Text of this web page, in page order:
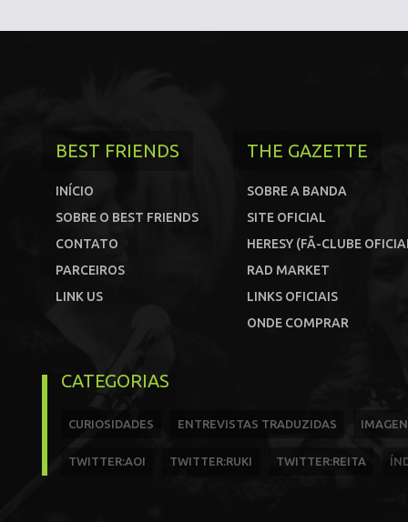
BEST FRIENDS
INÍCIO
SOBRE O BEST FRIENDS
CONTATO
PARCEIROS
LINK US
THE GAZETTE
SOBRE A BANDA
SITE OFICIAL
HERESY (FÃ-CLUBE
RAD MARKET
LINKS OFICIAIS
ONDE COMPRAR
CATEGORIAS
CURIOSIDADES ENTREVISTAS TRADUZIDAS
TWITTER:AOI TWITTER:RUKI TWITTER:REITA